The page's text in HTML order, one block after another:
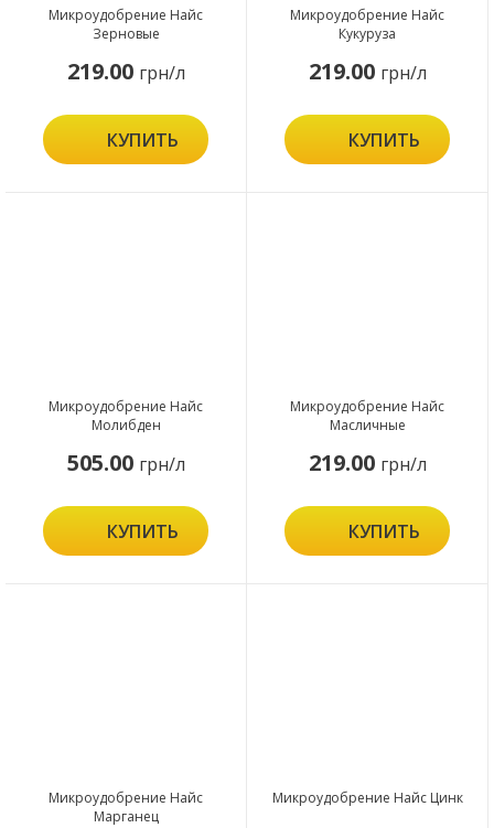
Микроудобрение Найс
Зерновые
219.00 грн/л
КУПИТЬ
Микроудобрение Найс
Кукуруза
219.00 грн/л
КУПИТЬ
Микроудобрение Найс
Молибден
505.00 грн/л
КУПИТЬ
Микроудобрение Найс
Масличные
219.00 грн/л
КУПИТЬ
Микроудобрение Найс
Марганец
Микроудобрение Найс Цинк